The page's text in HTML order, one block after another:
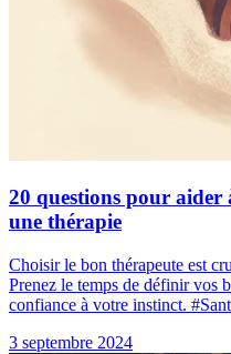
20 questions pour aider
une thérapie
Choisir le bon thérapeute est
Prenez le temps de définir vos
confiance à votre instinct.
3 septembre 2024